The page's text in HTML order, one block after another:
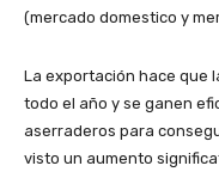
(mercado domestico y
La exportación hace que
todo el año y se ganen
aserraderos para
visto un aumento